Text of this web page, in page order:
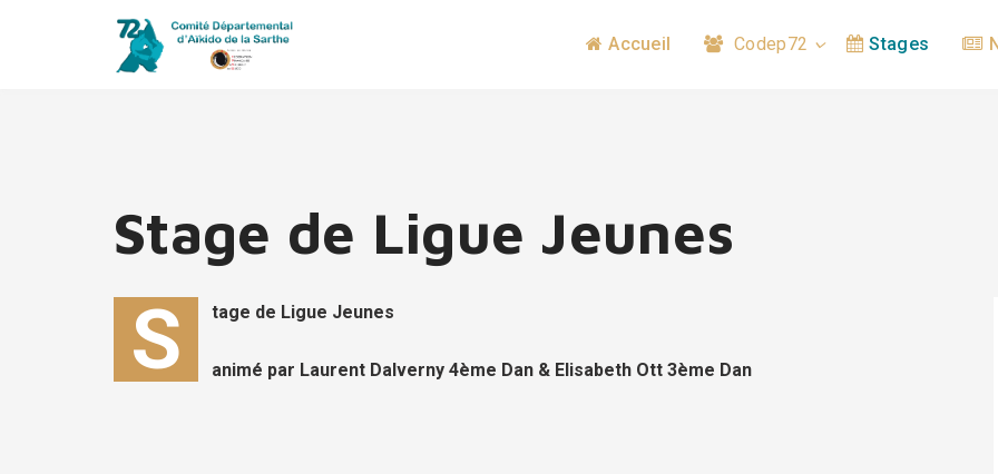
Accueil Codep72 Stages
Stage de Ligue Jeunes
S tage de Ligue Jeunes
animé par Laurent Dalverny 4ème Dan & Elisabeth Ott 3ème Dan